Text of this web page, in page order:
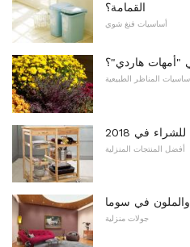
القمامة؟
أساسيات فنغ شوي
"أمهات هاردي"؟
أساسيات المناظر الطبيعية
أفضل المنتجات المنزلية
في سوما
جولات منزلية